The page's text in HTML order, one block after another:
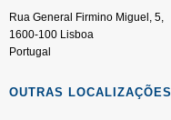
Rua General Firmino Miguel, 5,
1600-100 Lisboa
Portugal
OUTRAS LOCALIZAÇÕES